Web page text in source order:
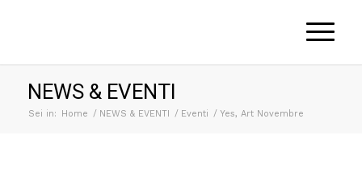
NEWS & EVENTI
Sei in: Home / NEWS & EVENTI / Eventi / Yes, Art Novembre